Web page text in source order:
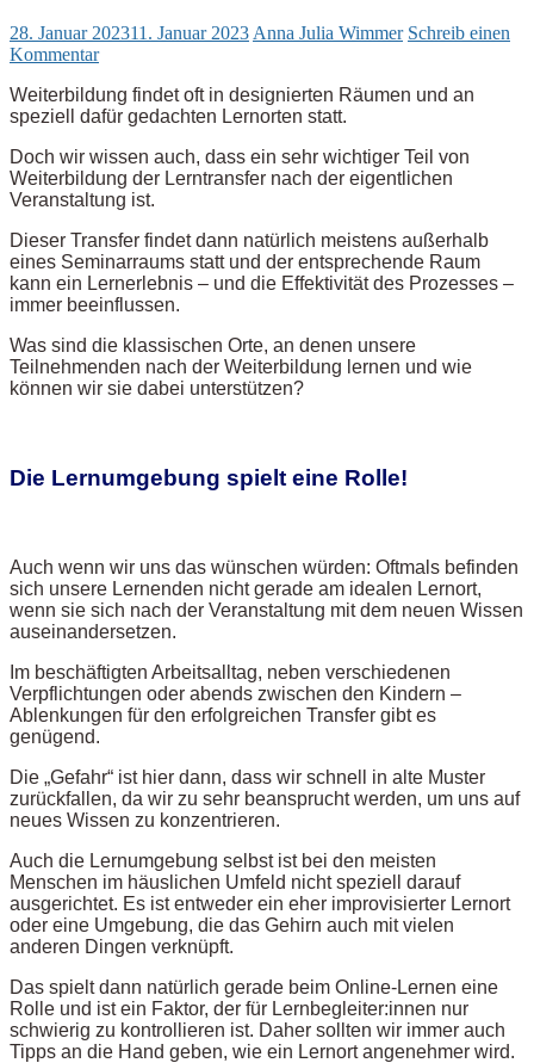
28. Januar 202311. Januar 2023 Anna Julia Wimmer Schreib einen
Kommentar
Weiterbildung findet oft in designierten Räumen und an
speziell dafür gedachten Lernorten statt.
Doch wir wissen auch, dass ein sehr wichtiger Teil von
Weiterbildung der Lerntransfer nach der eigentlichen
Veranstaltung ist.
Dieser Transfer findet dann natürlich meistens außerhalb
eines Seminarraums statt und der entsprechende Raum
kann ein Lernerlebnis – und die Effektivität des Prozesses –
immer beeinflussen.
Was sind die klassischen Orte, an denen unsere
Teilnehmenden nach der Weiterbildung lernen und wie
können wir sie dabei unterstützen?
Die Lernumgebung spielt eine Rolle!
Auch wenn wir uns das wünschen würden: Oftmals befinden
sich unsere Lernenden nicht gerade am idealen Lernort,
wenn sie sich nach der Veranstaltung mit dem neuen Wissen
auseinandersetzen.
Im beschäftigten Arbeitsalltag, neben verschiedenen
Verpflichtungen oder abends zwischen den Kindern –
Ablenkungen für den erfolgreichen Transfer gibt es
genügend.
Die „Gefahr“ ist hier dann, dass wir schnell in alte Muster
zurückfallen, da wir zu sehr beansprucht werden, um uns auf
neues Wissen zu konzentrieren.
Auch die Lernumgebung selbst ist bei den meisten
Menschen im häuslichen Umfeld nicht speziell darauf
ausgerichtet. Es ist entweder ein eher improvisierter Lernort
oder eine Umgebung, die das Gehirn auch mit vielen
anderen Dingen verknüpft.
Das spielt dann natürlich gerade beim Online-Lernen eine
Rolle und ist ein Faktor, der für Lernbegleiter:innen nur
schwierig zu kontrollieren ist. Daher sollten wir immer auch
Tipps an die Hand geben, wie ein Lernort angenehmer wird.